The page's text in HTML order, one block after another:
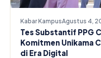
Kabar KampusAgustus 4,
Tes Substantif PPG
Komitmen Unikama
di Era Digital